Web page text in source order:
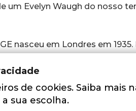
um Evelyn Waugh do nosso
nasceu em Londres em
Universidade de Birmingham
dedicar inteiramente à
de sua autoria incluem-
pela Gradiva. É
de cookies. Saiba mais
a sua escolha.